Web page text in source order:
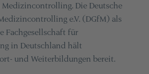
Medizincontrolling. Die Deutsche
e.V. (DGfM) als
Fachgesellschaft für
in Deutschland hält
und Weiterbildungen bereit.